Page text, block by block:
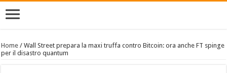
Home /Wall Street prepara la maxi truffa contro Bitcoin: ora anche FT spinge
per il disastro quantum